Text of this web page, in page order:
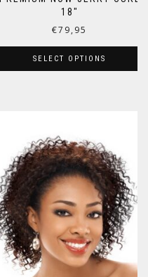
18″
€79,95
SELECT OPTIONS